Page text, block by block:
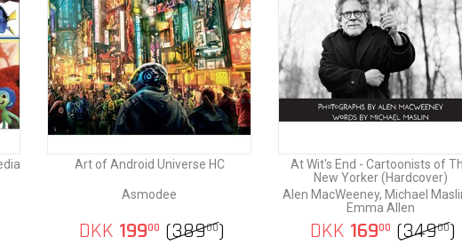
Art of Android Universe HC
Asmodee
DKK 19900 (38900)
At Wit's End - Cartoonists of
New Yorker (Hardcover)
Alen MacWeeney, Michael
Emma Allen
DKK 16900 (34900)